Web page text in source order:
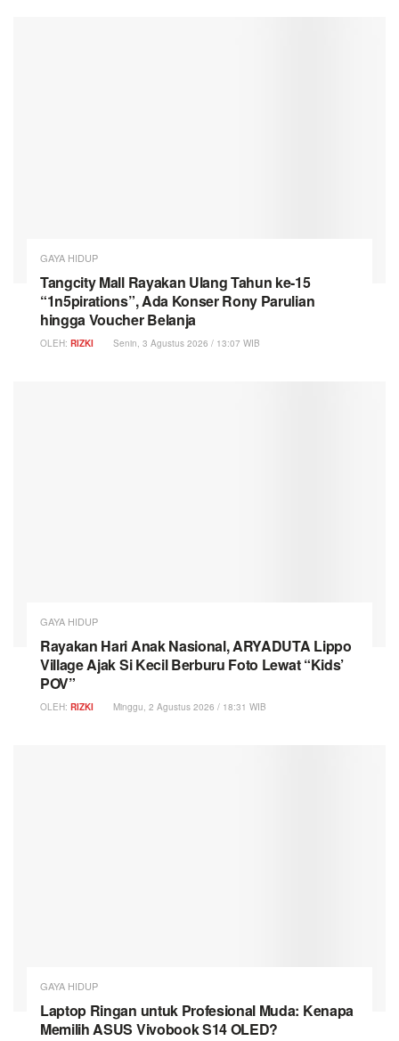
GAYA HIDUP
Tangcity Mall Rayakan Ulang Tahun ke-15
“1n5pirations”, Ada Konser Rony Parulian
hingga Voucher Belanja
OLEH: RIZKI Senin, 3 Agustus 2026 / 13:07 WIB
GAYA HIDUP
Rayakan Hari Anak Nasional, ARYADUTA Lippo
Village Ajak Si Kecil Berburu Foto Lewat “Kids’
POV”
OLEH: RIZKI Minggu, 2 Agustus 2026 / 18:31 WIB
GAYA HIDUP
Laptop Ringan untuk Profesional Muda: Kenapa
Memilih ASUS Vivobook S14 OLED?